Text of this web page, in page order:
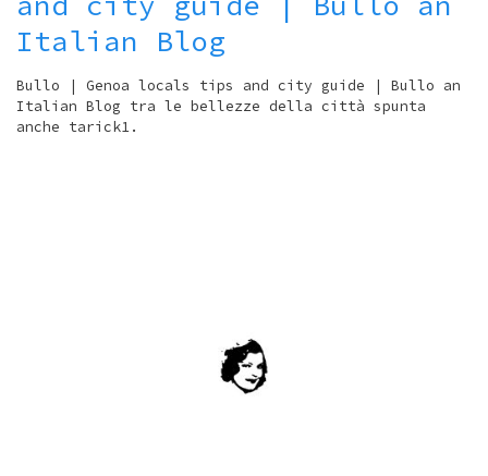
Italian Blog
Bullo | Genoa locals tips and city guide | Bullo an
Italian Blog tra le bellezze della città spunta
anche tarick1.